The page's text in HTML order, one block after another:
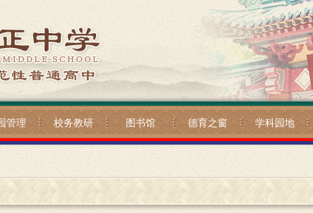
管理 校务教研 图书馆 德育之窗 学科园地